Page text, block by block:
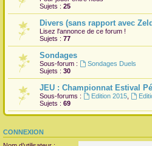
Sujets : 25
Divers (sans rapport avec
Lisez l'annonce de ce forum !
Sujets : 77
Sondages
Sous-forum :
Sondages Duels
Sujets : 30
JEU : Championnat Estival
Sous-forums : Edition 2015,
Sujets : 69
CONNEXION